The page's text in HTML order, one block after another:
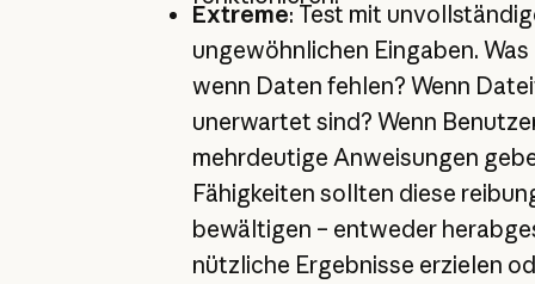
Extreme: Test mit
ungewöhnlichen Eingaben.
wenn Daten fehlen? Wenn
unerwartet sind? Wenn
mehrdeutige Anweisungen
Fähigkeiten sollten diese
bewältigen – entweder
nützliche Ergebnisse erzielen